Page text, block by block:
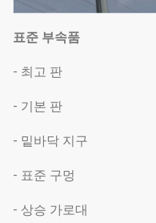
표준 부속품
- 최고 판
- 기본 판
- 밑바닥 지구
- 표준 구멍
- 상승 가로대